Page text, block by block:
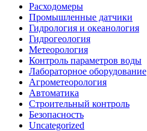
Расходомеры
Промышленные датчики
Гидрология и океанология
Гидрогеология
Метеорология
Контроль параметров воды
Лабораторное оборудование
Агрометеорология
Автоматика
Строительный контроль
Безопасность
Uncategorized